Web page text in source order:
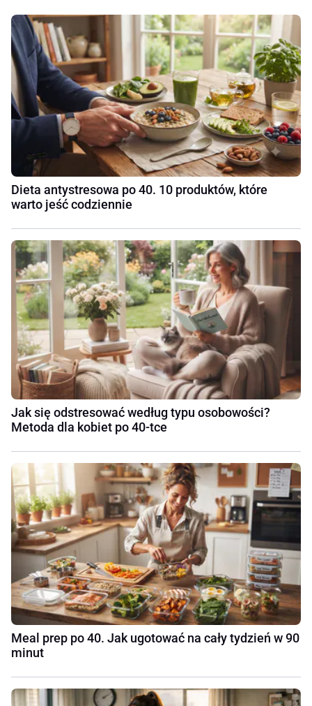
Dieta antystresowa po 40. 10 produktów, które
warto jeść codziennie
Jak się odstresować według typu osobowości?
Metoda dla kobiet po 40-tce
Meal prep po 40. Jak ugotować na cały tydzień w 90
minut